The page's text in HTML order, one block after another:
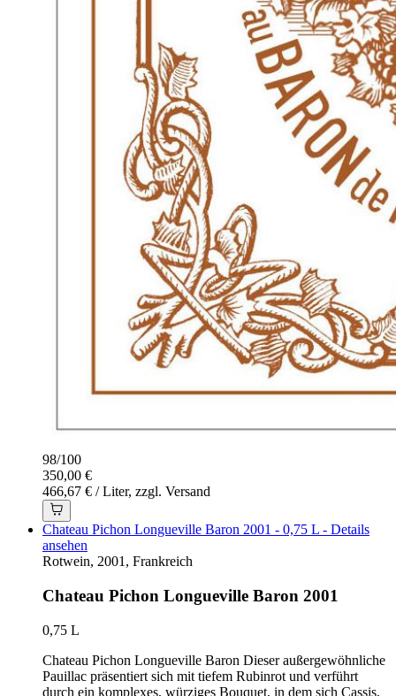
98/100
350,00 €
466,67 € / Liter, zzgl. Versand
Chateau Pichon Longueville Baron 2001 - 0,75 L - Details
ansehen
Rotwein, 2001, Frankreich
Chateau Pichon Longueville Baron 2001
0,75 L
Chateau Pichon Longueville Baron Dieser außergewöhnliche
Pauillac präsentiert sich mit tiefem Rubinrot und verführt
durch ein komplexes, würziges Bouquet, in dem sich Cassis,